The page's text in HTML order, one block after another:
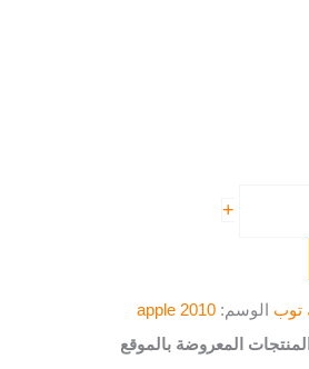
+
توب الوسم: apple 2010
المعروضة بالموقع